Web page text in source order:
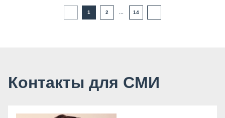
1 2 14
Контакты для СМИ